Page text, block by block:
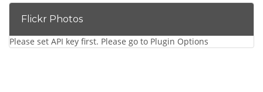
Flickr Photos
Please set API key first. Please go to Plugin Options